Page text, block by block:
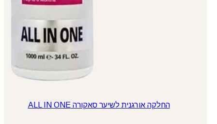
החלקה אורגנית לשיער סאקורה ALL IN ONE